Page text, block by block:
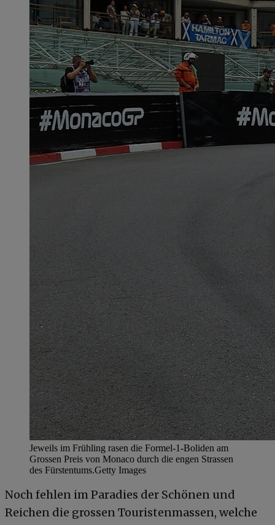
Jeweils im Frühling rasen die Formel-1-Boliden am
Grossen Preis von Monaco durch die engen Strassen
des Fürstentums.Getty Images
Noch fehlen im Paradies der Schönen und
Reichen die grossen Touristenmassen, welche